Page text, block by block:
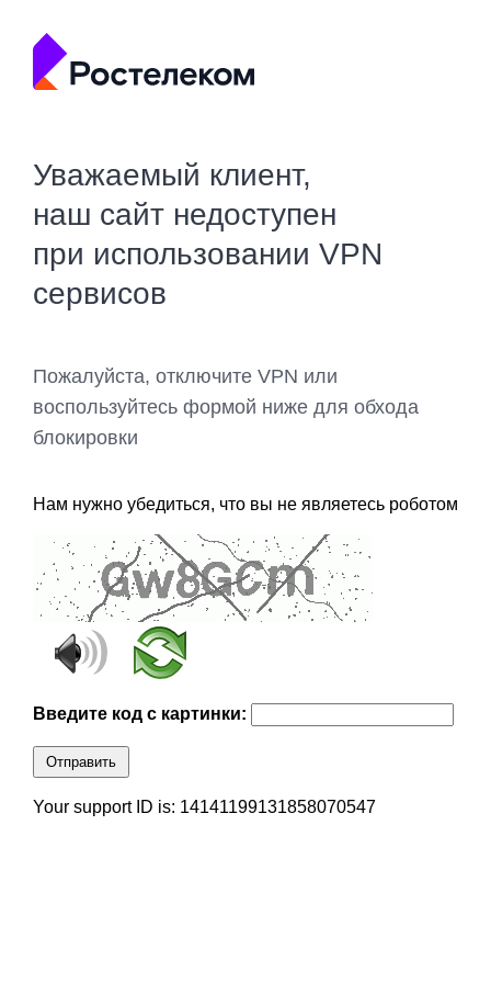
Уважаемый клиент,
наш сайт недоступен
при использовании VPN
сервисов
Пожалуйста, отключите VPN или
воспользуйтесь формой ниже для обхода
блокировки
Нам нужно убедиться, что вы не являетесь роботом
Введите код с картинки:
Отправить
Your support ID is: 14141199131858070547